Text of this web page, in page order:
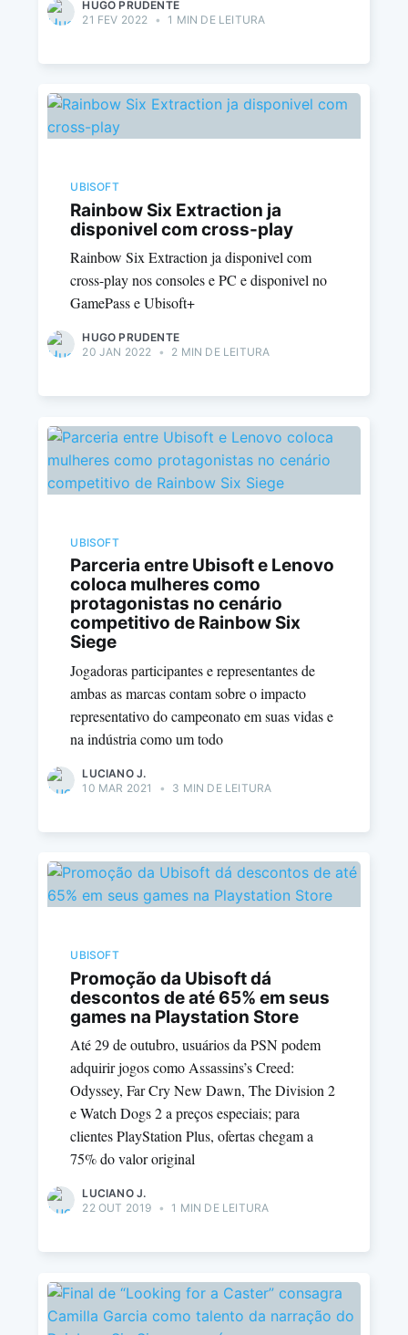
HUGO PRUDENTE
21 FEV 2022 • 1 MIN DE LEITURA
UBISOFT
Rainbow Six Extraction ja
disponivel com cross-play
Rainbow Six Extraction ja disponivel com
cross-play nos consoles e PC e disponivel no
GamePass e Ubisoft+
HUGO PRUDENTE
20 JAN 2022 • 2 MIN DE LEITURA
UBISOFT
Parceria entre Ubisoft e Lenovo
coloca mulheres como
protagonistas no cenário
competitivo de Rainbow Six
Siege
Jogadoras participantes e representantes de
ambas as marcas contam sobre o impacto
representativo do campeonato em suas vidas e
na indústria como um todo
LUCIANO J.
10 MAR 2021
• 3 MIN DE LEITURA
UBISOFT
Promoção da Ubisoft dá
descontos de até 65% em seus
games na Playstation Store
Até 29 de outubro, usuários da PSN podem
adquirir jogos como Assassins’s Creed:
Odyssey, Far Cry New Dawn, The Division 2
e Watch Dogs 2 a preços especiais; para
clientes PlayStation Plus, ofertas chegam a
75% do valor original
LUCIANO J.
22 OUT 2019 • 1 MIN DE LEITURA